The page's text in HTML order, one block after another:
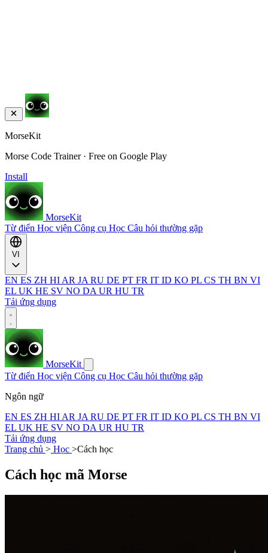
MorseKit
Morse Code Trainer · Free on Google Play
Install
MorseKit
Từ điển Học viện Công cụ Học Câu hỏi thường gặp
EN ES ZH HI AR JA RU DE PT FR IT ID KO PL CS TH BN VI
EL UK HE SV NO DA UR HU TR
Tải ứng dụng
MorseKit
Từ điển Học viện Công cụ Học Câu hỏi thường gặp
Ngôn ngữ
EN ES ZH HI AR JA RU DE PT FR IT ID KO PL CS TH BN VI
EL UK HE SV NO DA UR HU TR
Tải ứng dụng
Trang chủ > Học >Cách học
Cách học mã Morse